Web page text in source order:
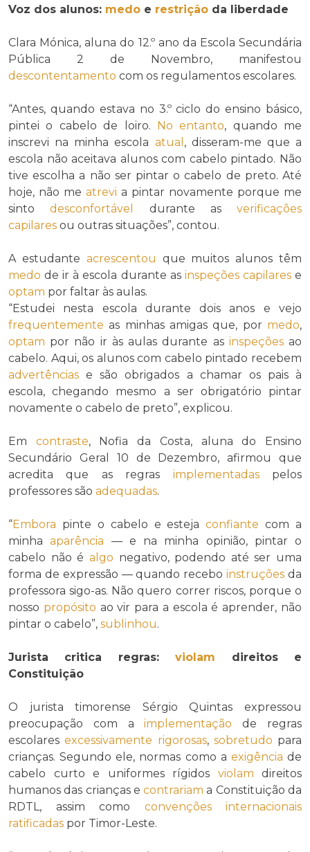
Voz dos alunos: medo e restrição da liberdade
Clara Mónica, aluna do 12.º ano da Escola Secundária
Pública 2 de Novembro, manifestou
descontentamento com os regulamentos escolares.
“Antes, quando estava no 3.º ciclo do ensino básico,
pintei o cabelo de loiro.
No entanto, quando me
inscrevi na minha escola atual , disseram-me que a
escola não aceitava alunos com cabelo pintado. Não
tive escolha a não ser pintar o cabelo de preto. Até
hoje, não me atrevi a pintar novamente porque me
sintodesconfortável durante as verificações
capilares ou outras situações”, contou.
A estudante acrescentou que muitos alunos têm
medo de ir à escola durante as inspeções capilarese
optam por faltar às aulas.
“Estudei nesta escola durante dois anos e vejo
frequentemente as minhas amigas que, por medo,
optam por não ir às aulas durante as inspeçõesao
cabelo. Aqui, os alunos com cabelo pintado recebem
advertências e são obrigados a chamar os pais à
escola, chegando mesmo a ser obrigatório pintar
novamente o cabelo de preto”, explicou.
Em contraste, Nofia da Costa, aluna do Ensino
Secundário Geral 10 de Dezembro, afirmou que
acredita que as regras implementadaspelos
professores são adequadas.
“Embora pinte o cabelo e estejaconfiante com a
minhaaparência — e na minha opinião, pintar o
cabelo não é algo negativo, podendo até ser uma
forma de expressão — quando receboinstruções da
professora sigo-as. Não quero correr riscos, porque o
nosso propósito ao vir para a escola é aprender, não
pintar o cabelo”, sublinhou.
Jurista critica regras:violam direitos e
Constituição
O jurista timorense Sérgio Quintas expressou
preocupação com aimplementação de regras
escolaresexcessivamente rigorosas, sobretudo para
crianças. Segundo ele, normas como a exigência de
cabelo curto e uniformes rígidos violam direitos
humanos das crianças econtrariam a Constituição da
RDTL, assim como convenções internacionais
ratificadas por Timor-Leste.